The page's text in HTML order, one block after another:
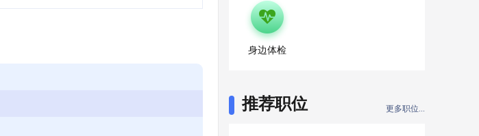
身边体检
推荐职位 更多职位...